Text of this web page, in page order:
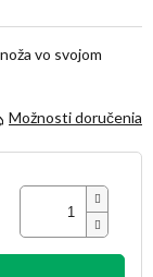
Možnosti doručenia
vo svojom